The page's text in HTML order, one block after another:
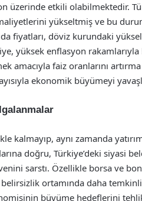
üzerinde etkili olabilmektedir.
yükseltmiş ve bu
fiyatları, döviz kurundaki
yüksek enflasyon rakamlarıyla
amacıyla faiz oranlarını
ekonomik büyümeyi
kalmayıp, aynı zamanda
doğru, Türkiye’deki siyasi
sarstı. Özellikle borsa ve
ortamında daha
büyüme hedeflerini